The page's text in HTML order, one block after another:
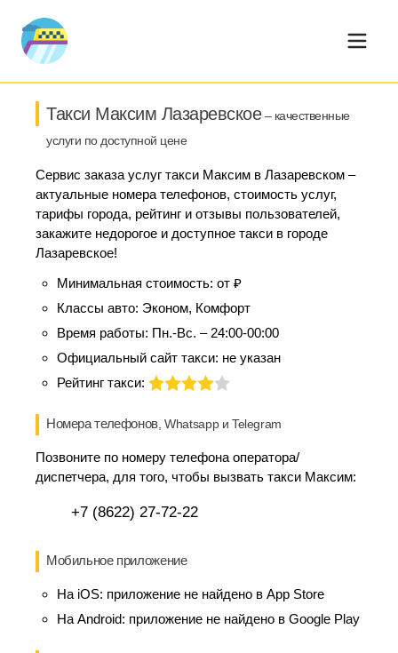
Такси Максим Лазаревское– качественные
услуги по доступной цене
Сервис заказа услуг такси Максим в Лазаревском –
актуальные номера телефонов, стоимость услуг,
тарифы города, рейтинг и отзывы пользователей,
закажите недорогое и доступное такси в городе
Лазаревское!
Минимальная стоимость: от ₽
Классы авто: Эконом, Комфорт
Время работы: Пн.-Вс. – 24:00-00:00
Официальный сайт такси: не указан
Рейтинг такси:
Номера телефонов, Whatsapp и Telegram
Позвоните по номеру телефона оператора/
диспетчера, для того, чтобы вызвать такси Максим:
+7 (8622) 27-72-22
Мобильное приложение
На iOS: приложение не найдено в App Store
На Android: приложение не найдено в Google Play